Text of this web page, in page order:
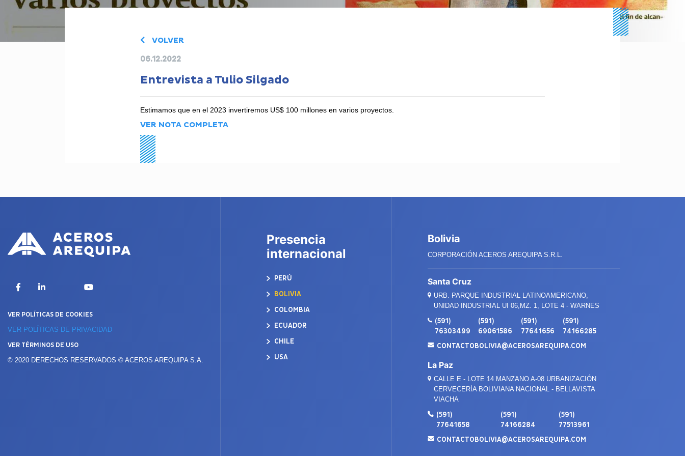
VOLVER
06.12.2022
Entrevista a Tulio Silgado
Estimamos que en el 2023 invertiremos US$ 100 millones en varios proyectos.
VER NOTA COMPLETA
FacebookLinkedIn YouTube
VER POLÍTICAS DE COOKIES
VER POLÍTICAS DE PRIVACIDAD
VER TÉRMINOS DE USO
© 2020 DERECHOS RESERVADOS © ACEROS AREQUIPA S.A.
Presencia
internacional
PERÚ
BOLIVIA
COLOMBIA
ECUADOR
CHILE
USA
Bolivia
CORPORACIÓN ACEROS AREQUIPA S.R.L.
Santa Cruz
URB. PARQUE INDUSTRIAL LATINOAMERICANO,
UNIDAD INDUSTRIAL UI 06,MZ. 1, LOTE 4 - WARNES
(591)
76303499
(591)
69061586
(591)
77641656
(591)
74166285
CONTACTOBOLIVIA@ACEROSAREQUIPA.COM
La Paz
CALLE E - LOTE 14 MANZANO A-08 URBANIZACIÓN
CERVECERÍA BOLIVIANA NACIONAL - BELLAVISTA
VIACHA
(591)
77641658
(591)
74166284
(591)
77513961
CONTACTOBOLIVIA@ACEROSAREQUIPA.COM